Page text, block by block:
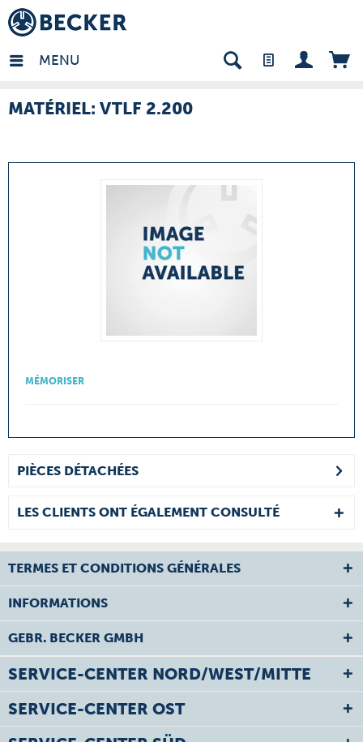
MENU
- FR
MATÉRIEL: VTLF 2.200
MÉMORISER
PIÈCES DÉTACHÉES
LES CLIENTS ONT ÉGALEMENT CONSULTÉ
TERMES ET CONDITIONS GÉNÉRALES
INFORMATIONS
GEBR. BECKER GMBH
SERVICE-CENTER NORD/WEST/MITTE
SERVICE-CENTER OST